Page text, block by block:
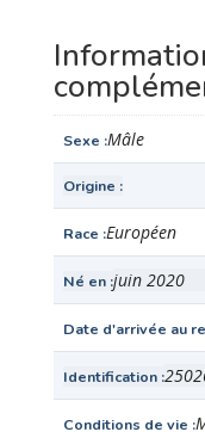
Sexe Mâle
Origine
Race Européen
Né en juin 2020
Date d'arrivée au
Identification
Conditions de vie